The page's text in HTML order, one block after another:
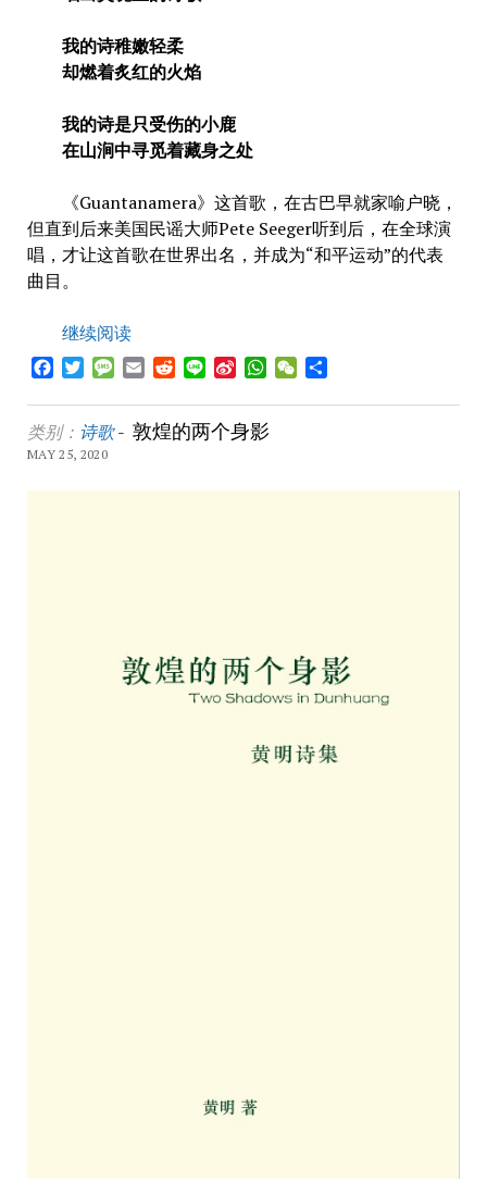
我的诗稚嫩轻柔
却燃着炙红的火焰
我的诗是只受伤的小鹿
在山涧中寻觅着藏身之处
《Guantanamera》这首歌，在古巴早就家喻户晓，
但直到后来美国民谣大师Pete Seeger听到后，在全球演
唱，才让这首歌在世界出名，并成为“和平运动”的代表
曲目。
继续阅读
Facebook
TwitterMessageEmailRedditLine Sina WhatsApp
WeChat
类别： 诗歌- 敦煌的两个身影
MAY 25, 2020